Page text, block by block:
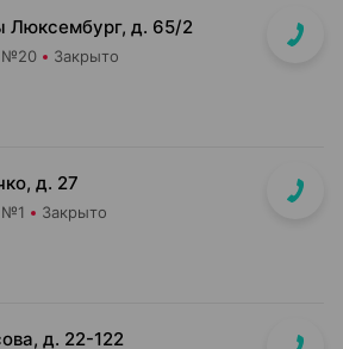
Люксембург, д. 65/2
№20 Закрыто
д. 27
№1 Закрыто
д. 22-122